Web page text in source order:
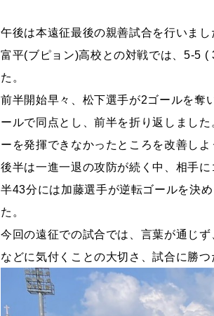
午後は本遠征最後の親善試合を行いまし
富平(ブピョン)高校との対戦では、5-5
た。
前半開始早々、松下選手が2ゴールを奪
ールで同点とし、前半を折り返しまし
ーを発揮できなかったところを改善しよ
後半は一進一退の攻防が続く中、相手
半43分には加藤選手が逆転ゴールを決
た。
今回の遠征での試合では、言葉が通じ
などに気付くことの大切さ、試合に勝